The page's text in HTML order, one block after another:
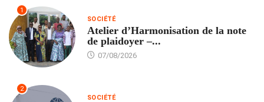
1
SOCIÉTÉ
Atelier d’Harmonisation de la note
de plaidoyer –...
07/08/2026
2
SOCIÉTÉ